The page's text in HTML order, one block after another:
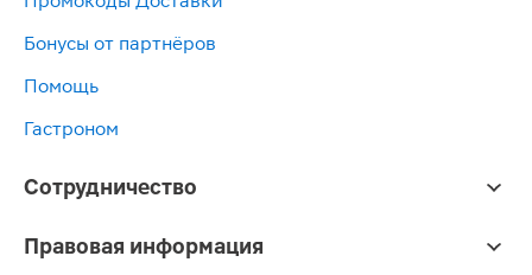
Бонусы от партнёров
Помощь
Гастроном
Сотрудничество
Правовая информация